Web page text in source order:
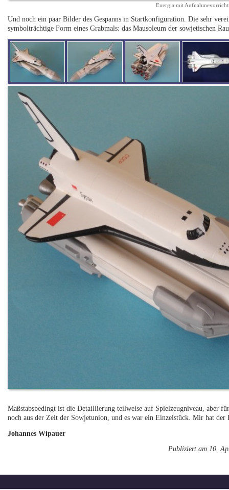
Energia mit
Und noch ein paar Bilder des Gespanns in Startkonfiguration. Die sehr
symbolträchtige Form eines Grabmals: das Mausoleum der sowjetischen
Maßstabsbedingt ist die Detaillierung teilweise auf Spielzeugniveau, aber
noch aus der Zeit der Sowjetunion, und es war ein Einzelstück. Mir hat der
Johannes Wipauer
Publiziert am 10.